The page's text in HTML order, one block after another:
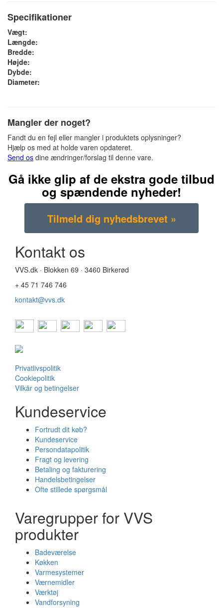
Specifikationer
Vægt:
Længde:
Bredde:
Højde:
Dybde:
Diameter:
Mangler der noget?
Fandt du en fejl eller mangler i produktets oplysninger?
Hjælp os med at holde varen opdateret.
Send os dine ændringer/forslag til denne vare.
Gå ikke glip af de ekstra gode tilbud
og spændende nyheder!
Kontakt os
VVS.dk · Blokken 69 · 3460 Birkerød
+ 45 71 746 746
kontakt@vvs.dk
Privatlivspolitik
Cookiepolitik
Vilkår og betingelser
Kundeservice
Fortrudt dit køb?
Kundeservice
Persondatapolitik
Fragt og levering
Betaling og fakturering
Handelsbetingelser
Ofte stillede spørgsmål
Varegrupper for VVS
produkter
Badeværelse
Køkken
Varmesystemer
Værnemidler
Værktøj
Vandforsyning